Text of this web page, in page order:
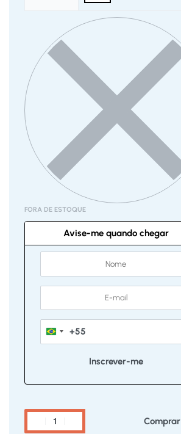
FORA DE ESTOQUE
Avise-me quando chegar
Brazil
+55
+55
Comprar